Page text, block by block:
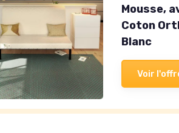
Mousse,
Coton
Blanc
Voir